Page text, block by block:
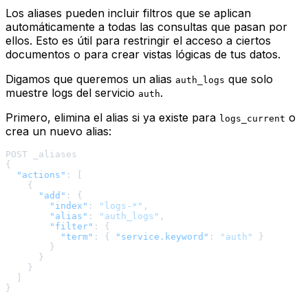
Los aliases pueden incluir filtros que se aplican
automáticamente a todas las consultas que pasan por
ellos. Esto es útil para restringir el acceso a ciertos
documentos o para crear vistas lógicas de tus datos.
Digamos que queremos un alias auth_logs que solo
muestre logs del servicio auth.
Primero, elimina el alias si ya existe para logs_current o
crea un nuevo alias:
{
"actions" :
[
{
"add" :
{
"index" : "logs-*" ,
"alias" : "auth_logs" ,
"filter" :
{
"term" : { "service.keyword" : "auth"
}
}
}
}
]
}